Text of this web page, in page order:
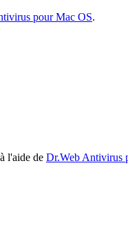
pour Mac OS.
l'aide de Dr.Web Antivirus